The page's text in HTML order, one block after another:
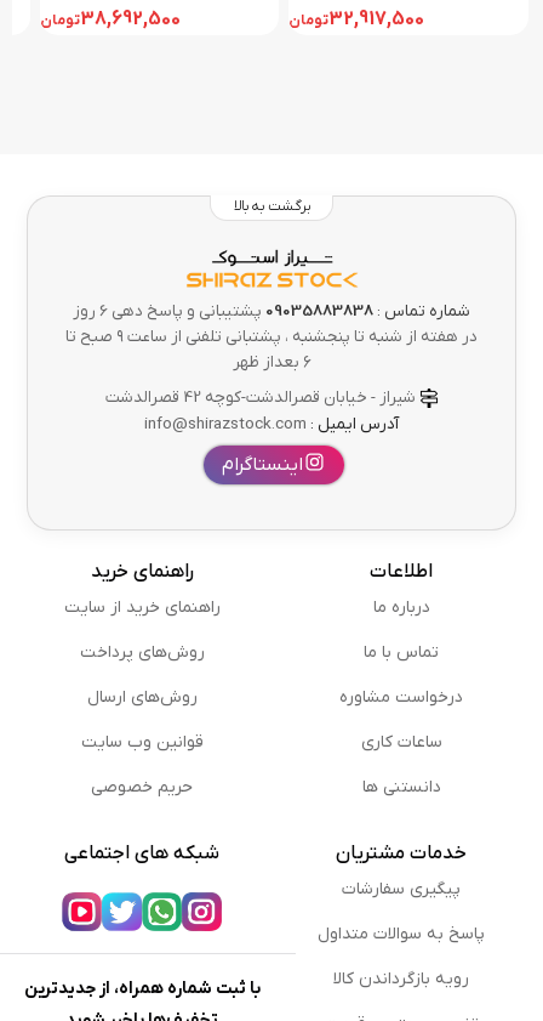
32,917,500تومان 38,692,500تومان
برگشت به بالا
شماره تماس : 09035883838
پشتیبانی و پاسخ دهی 6 روز
در هفته از شنبه تا پنجشنبه ، پشتبانی تلفنی از ساعت ۹ صبح تا
۶ بعداز ظهر
شیراز - خیابان قصرالدشت-کوچه 42 قصرالدشت
آدرس ایمیل :
اینستاگرام
اطلاعات
درباره ما
تماس با ما
درخواست مشاوره
ساعات کاری
دانستنی ها
راهنمای خرید
راهنمای خرید از سایت
روش‌های پرداخت
روش‌های ارسال
قوانین وب سایت
حریم خصوصی
خدمات مشتریان
پیگیری سفارشات
پاسخ به سوالات متداول
رویه بازگرداندن کالا
شبکه های اجتماعی
با ثبت شماره همراه، از جدیدترین